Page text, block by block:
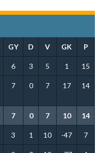
GY D V GK P
6 3 5 1 15
7 0 7 17 14
7 0 7 10 14
3 1 10 -47 7